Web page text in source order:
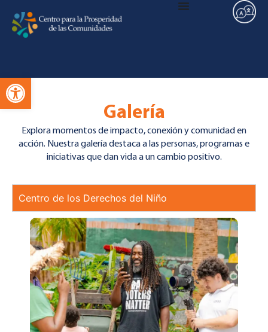
Galería
Explora momentos de impacto, conexión y comunidad en
acción. Nuestra galería destaca a las personas, programas e
iniciativas que dan vida a un cambio positivo.
Centro de los Derechos del Niño
Abra la barra de herramientas